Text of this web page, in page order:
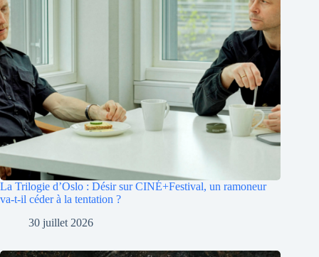
La Trilogie d’Oslo : Désir sur CINÉ+Festival, un ramoneur
va-t-il céder à la tentation ?
30 juillet 2026